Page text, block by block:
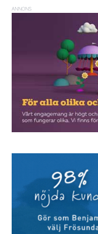
ANNONS